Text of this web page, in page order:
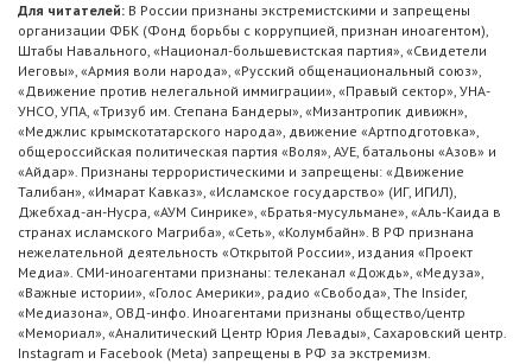
Для читателей: В России признаны экстремистскими и запрещены
организации ФБК (Фонд борьбы с коррупцией, признан иноагентом),
Штабы Навального, «Национал-большевистская партия», «Свидетели
Иеговы», «Армия воли народа», «Русский общенациональный союз»,
«Движение против нелегальной иммиграции», «Правый сектор», УНА-
УНСО, УПА, «Тризуб им. Степана Бандеры», «Мизантропик дивижн»,
«Меджлис крымскотатарского народа», движение «Артподготовка»,
общероссийская политическая партия «Воля», АУЕ, батальоны «Азов» и
«Айдар». Признаны террористическими и запрещены: «Движение
Талибан», «Имарат Кавказ», «Исламское государство» (ИГ, ИГИЛ),
Джебхад-ан-Нусра, «АУМ Синрике», «Братья-мусульмане», «Аль-Каида в
странах исламского Магриба», «Сеть», «Колумбайн». В РФ признана
нежелательной деятельность «Открытой России», издания «Проект
Медиа». СМИ-иноагентами признаны: телеканал «Дождь», «Медуза»,
«Важные истории», «Голос Америки», радио «Свобода», The Insider,
«Медиазона», ОВД-инфо. Иноагентами признаны общество/центр
«Мемориал», «Аналитический Центр Юрия Левады», Сахаровский центр.
Instagram и Facebook (Metа) запрещены в РФ за экстремизм.